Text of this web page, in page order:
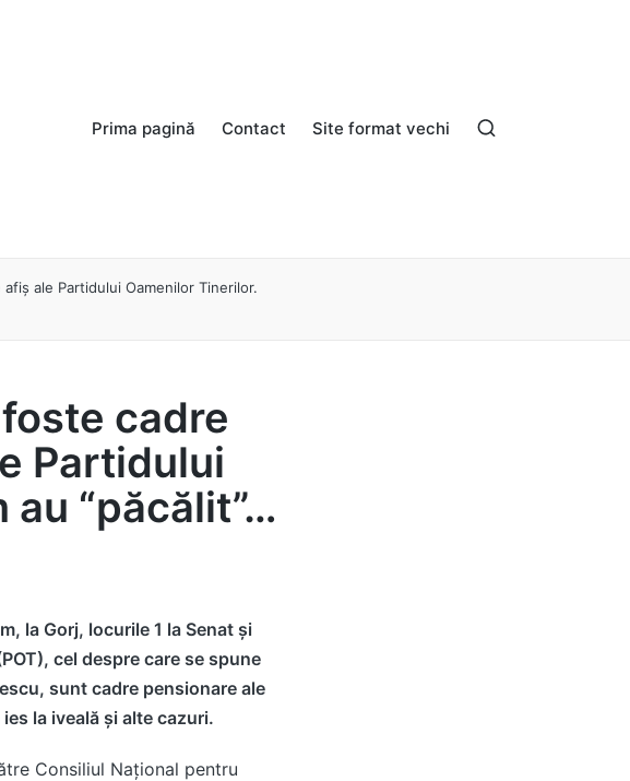
Prima pagină Contact Site format vechi
ale Partidului Oamenilor Tinerilor.
cadre
Partidului
“păcălit”…
la Gorj, locurile 1 la Senat și
cel despre care se spune
sunt cadre pensionare ale
la iveală și alte cazuri.
Consiliul Național pentru